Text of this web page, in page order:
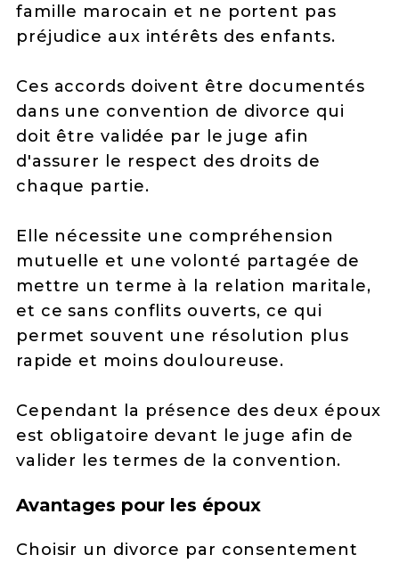
famille marocain et ne portent pas
préjudice aux intérêts des enfants.
Ces accords doivent être documentés
dans une convention de divorce qui
doit être validée par le juge afin
d'assurer le respect des droits de
chaque partie.
Elle nécessite une compréhension
mutuelle et une volonté partagée de
mettre un terme à la relation maritale,
et ce sans conflits ouverts, ce qui
permet souvent une résolution plus
rapide et moins douloureuse.
Cependant la présence des deux époux
est obligatoire devant le juge afin de
valider les termes de la convention.
Avantages pour les époux
Choisir un divorce par consentement